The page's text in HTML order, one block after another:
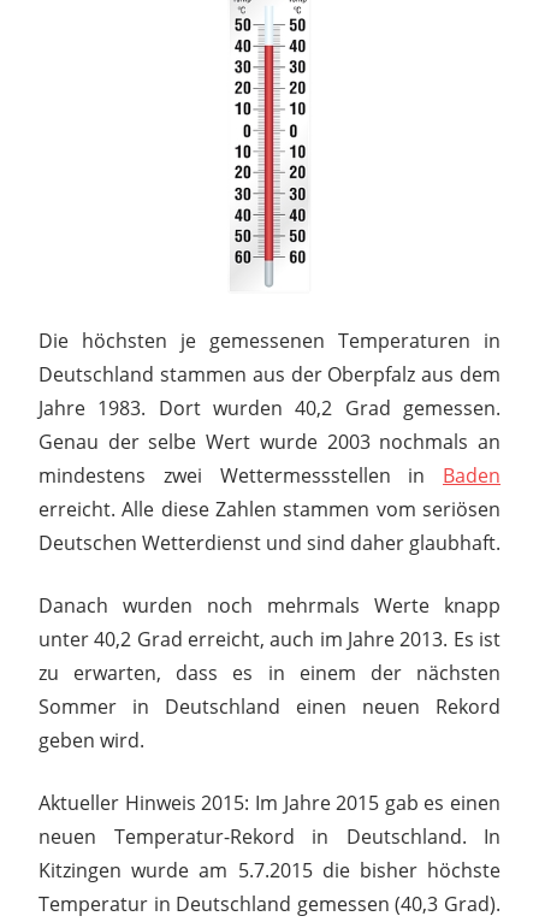
Die höchsten je gemessenen Temperaturen in
Deutschland stammen aus der Oberpfalz aus dem
Jahre 1983. Dort wurden 40,2 Grad gemessen.
Genau der selbe Wert wurde 2003 nochmals an
mindestens zwei Wettermessstellen in Baden
erreicht. Alle diese Zahlen stammen vom seriösen
Deutschen Wetterdienst und sind daher glaubhaft.
Danach wurden noch mehrmals Werte knapp
unter 40,2 Grad erreicht, auch im Jahre 2013. Es ist
zu erwarten, dass es in einem der nächsten
Sommer in Deutschland einen neuen Rekord
geben wird.
Aktueller Hinweis 2015: Im Jahre 2015 gab es einen
neuen Temperatur-Rekord in Deutschland. In
Kitzingen wurde am 5.7.2015 die bisher höchste
Temperatur in Deutschland gemessen (40,3 Grad).